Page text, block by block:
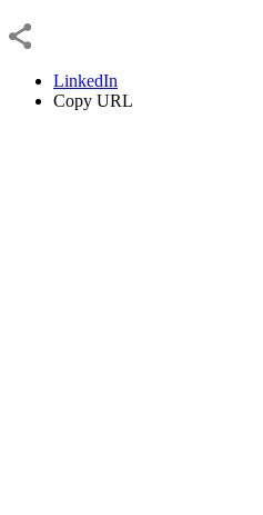
LinkedIn
Copy URL